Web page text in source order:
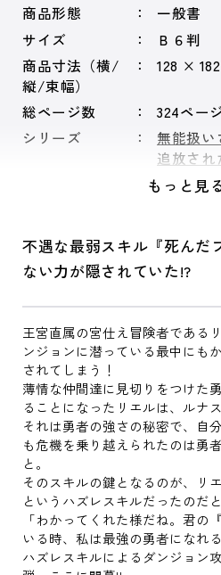
商品形態
一般書
サイズ
Ｂ６判
商品寸法（横/
縦/束幅）
128 ×
総ページ数
324ページ
シリーズ
無能扱い
追放され
もっと見
不遇な最弱スキル『死んだ
ない力が隠されていた!?
王宮直属の宮仕え冒険者である
ンジョンに潜っている最中にも
されてしまう！
薄情な仲間達に見切りをつけた
ることになったリエルは、ルナ
それは勇者の強さの秘密で、自
も危機を乗り越えられたのは勇
と。
そのスキルの鍵となるのが、リ
というハズレスキルだったのだ
「わかってくれた様だね。君の
いる時、私は最強の勇者になれる
ハズレスキルによるダンジョ